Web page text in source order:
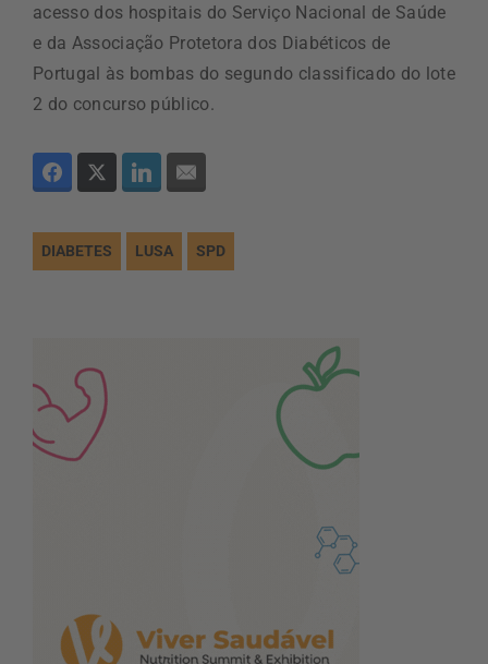
acesso dos hospitais do Serviço Nacional de Saúde
e da Associação Protetora dos Diabéticos de
Portugal às bombas do segundo classificado do lote
2 do concurso público.
DIABETES LUSA SPD